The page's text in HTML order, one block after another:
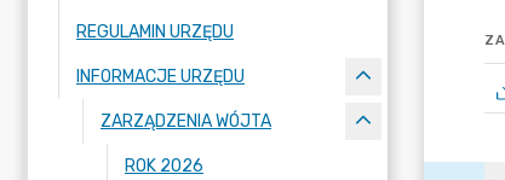
REGULAMIN URZĘDU
INFORMACJE URZĘDU
ZARZĄDZENIA WÓJTA
ROK 2026